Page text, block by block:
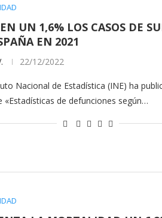
UN 1,6% LOS CASOS DE
EN 2021
22/12/2022
Nacional de Estadística (INE) ha
«Estadísticas de defunciones según…